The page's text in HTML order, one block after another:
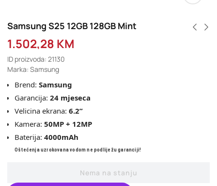
Samsung S25 12GB 128GB Mint
1.502,28 KM
ID proizvoda: 21130
Marka: Samsung
Brend: Samsung
Garancija: 24 mjeseca
Velicina ekrana: 6.2”
Kamera: 50MP + 12MP
Baterija: 4000mAh
Oštećenja uzrokovana vodom ne podliježu garanciji!
Nema na stanju